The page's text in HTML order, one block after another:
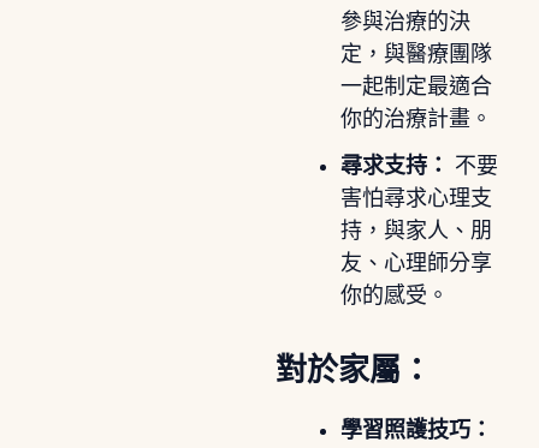
參與治療的決
定，與醫療團隊
一起制定最適合
你的治療計畫。
尋求支持：
不要
害怕尋求心理支
持，與家人、朋
友、心理師分享
你的感受。
對於家屬：
學習照護技巧：